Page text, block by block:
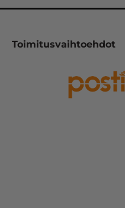
Ekologista! Suosittelen!
Toimitusvaihtoehdot